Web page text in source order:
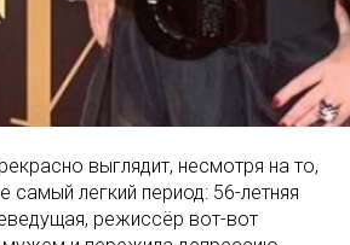
выглядит, несмотря на то,
самый легкий период: 56-летняя
режиссёр вот-вот